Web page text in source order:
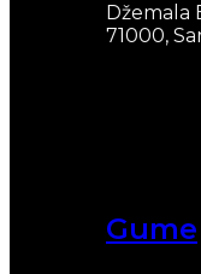
Gume
Džemala
71000,